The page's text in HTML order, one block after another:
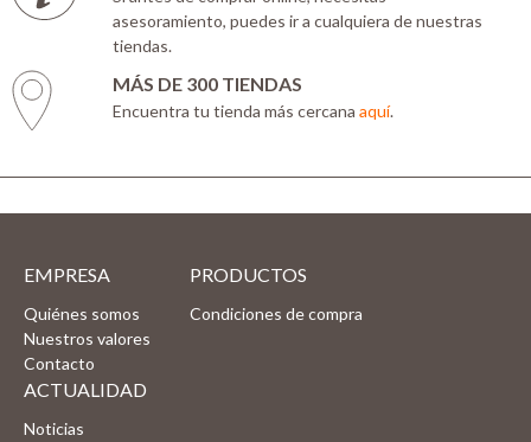
asesoramiento, puedes ir a cualquiera de nuestras
tiendas.
MÁS DE 300 TIENDAS
Encuentra tu tienda más cercana aquí.
EMPRESA
Quiénes somos
Nuestros valores
Contacto
PRODUCTOS
Condiciones de compra
ACTUALIDAD
Noticias